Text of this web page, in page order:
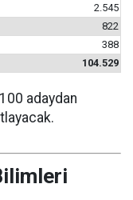
2.545
822
388
104.529
adaydan